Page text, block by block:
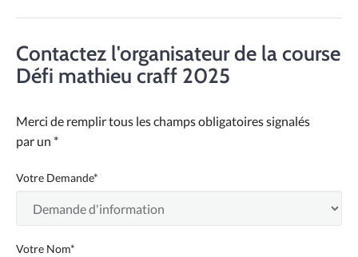
Contactez l'organisateur de la course
Défi mathieu craff 2025
Merci de remplir tous les champs obligatoires signalés
par un *
Votre Demande*
Votre Nom*